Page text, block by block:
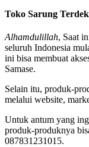
Toko Sarung
Alhamdulillah, Saat
seluruh Indonesia
ini bisa membuat
Samase.
Selain itu, produk-
melalui website,
Untuk antum yang
produk-produknya
087831231015.